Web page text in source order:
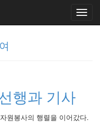
행과 기사
원봉사의 행렬을 이어갔다.